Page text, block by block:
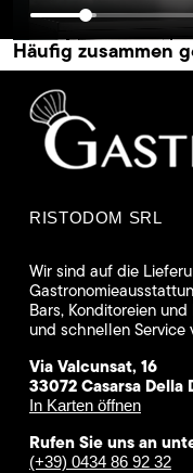
Häufig zusammen
RISTODOM SRL
Wir sind auf die
Bars, Konditoreien
und schnellen Service
Via Valcunsat, 16
33072 Casarsa Della
In Karten öffnen
Rufen Sie uns an
(+39) 0434 86 92 32